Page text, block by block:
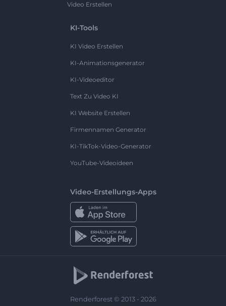
Video Erstellen
KI-Tools
KI Video Erstellen
KI-Animationsgenerator
KI-Videoeditor
Text Zu Video KI
KI Website Erstellen
Firmennamen Generator
KI-TikTok-Video-Generator
YouTube-Videoideen
Video-Erstellungs-Apps
Renderforest © 2013 - 2026